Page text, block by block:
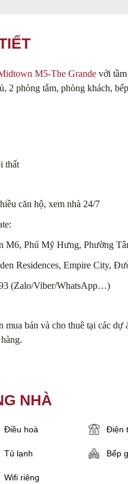
M5-The Grande với
2 phòng tắm, phòng khách,
thất
căn hộ, xem nhà 24/7
M6, Phú Mỹ Hưng, Phường
Residences, Empire City,
(Zalo/Viber/WhatsApp…)
mua bán và cho thuê tại các
NHÀ
Điều hoà Điện
Tủ lạnh Bếp
Wifi riêng